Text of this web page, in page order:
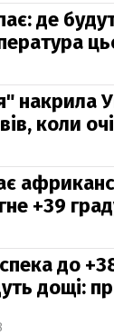
де
накрила
коли
+39
до
дощі: